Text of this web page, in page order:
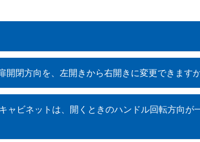
開閉方向を、左開きから右開きに変更できます
ャビネットは、開くときのハンドル回転方向が